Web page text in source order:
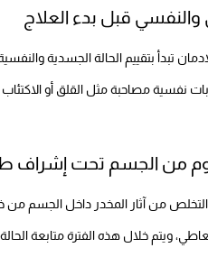
والنفسي قبل بدء العلاج
تبدأ بتقييم الحالة الجسدية
نفسية مصاحبة مثل القلق أو
من الجسم تحت إشراف
من آثار المخدر داخل الجسم
ويتم خلال هذه الفترة متابعة